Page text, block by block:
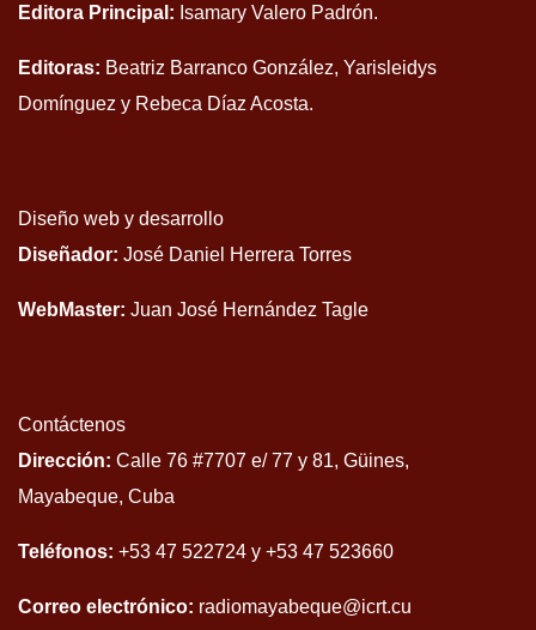
Editora Principal: Isamary Valero Padrón.
Editoras: Beatriz Barranco González, Yarisleidys
Domínguez y Rebeca Díaz Acosta.
Diseño web y desarrollo
Diseñador: José Daniel Herrera Torres
WebMaster: Juan José Hernández Tagle
Contáctenos
Dirección: Calle 76 #7707 e/ 77 y 81, Güines,
Mayabeque, Cuba
Teléfonos: +53 47 522724 y +53 47 523660
Correo electrónico: radiomayabeque@icrt.cu